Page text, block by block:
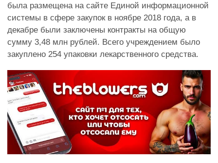
была размещена на сайте Единой информационной
системы в сфере закупок в ноябре 2018 года, а в
декабре были заключены контракты на общую
сумму 3,48 млн рублей. Всего учреждением было
закуплено 254 упаковки лекарственного средства.